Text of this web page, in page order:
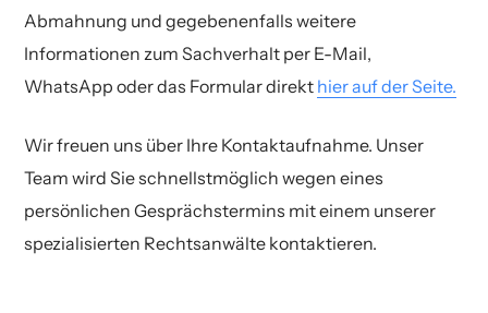
Abmahnung und gegebenenfalls weitere
Informationen zum Sachverhalt per E-Mail,
WhatsApp oder das Formular direkt hier auf der Seite.
Wir freuen uns über Ihre Kontaktaufnahme. Unser
Team wird Sie schnellstmöglich wegen eines
persönlichen Gesprächstermins mit einem unserer
spezialisierten Rechtsanwälte kontaktieren.